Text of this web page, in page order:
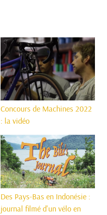
Concours de Machines 2022
: la vidéo
Des Pays-Bas en Indonésie :
journal filmé d'un vélo en